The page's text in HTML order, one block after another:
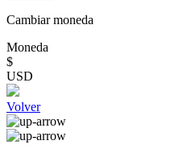
Cambiar moneda
Moneda
$
USD
Volver